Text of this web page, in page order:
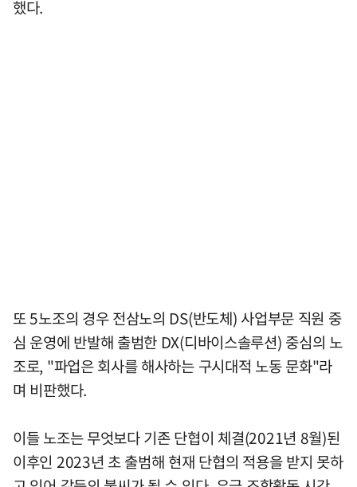
했다.
또 5노조의 경우 전삼노의 DS(반도체) 사업부문 직원 중
심 운영에 반발해 출범한 DX(디바이스솔루션) 중심의 노
조로, "파업은 회사를 해사하는 구시대적 노동 문화"라
며 비판했다.
이들 노조는 무엇보다 기존 단협이 체결(2021년 8월)된
이후인 2023년 초 출범해 현재 단협의 적용을 받지 못하